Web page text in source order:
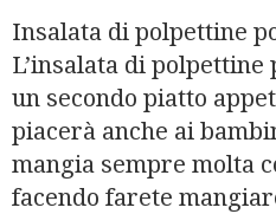
Insalata di polpettine
L’insalata di
un secondo piatto
piacerà anche ai
mangia sempre molta
facendo farete